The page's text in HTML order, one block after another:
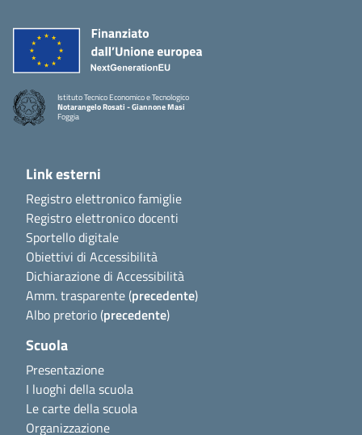
Istituto Tecnico Economico e Tecnologico
Notarangelo Rosati - Giannone Masi
Foggia
Link esterni
Registro elettronico famiglie
Registro elettronico docenti
Sportello digitale
Obiettivi di Accessibilità
Dichiarazione di Accessibilità
Amm. trasparente (precedente)
Albo pretorio (precedente)
Scuola
Presentazione
I luoghi della scuola
Le carte della scuola
Organizzazione